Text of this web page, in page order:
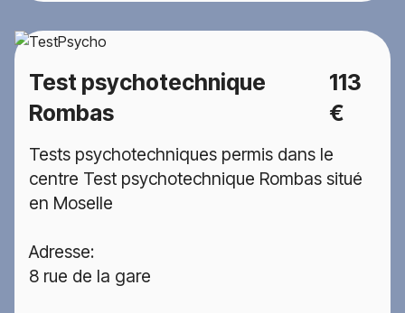
Test psychotechnique
Rombas
113
€
Tests psychotechniques permis dans le
centre Test psychotechnique Rombas situé
en Moselle
Adresse:
8 rue de la gare